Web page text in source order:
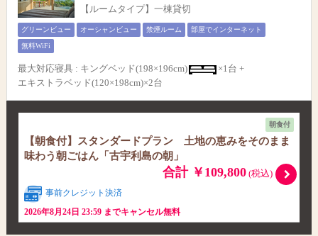
【ルームタイプ】一棟貸切
グリーンビュー オーシャンビュー 禁煙ルーム 部屋でインターネット
無料WiFi
最大対応寝具 : キングベッド(198×196cm)
×1台 +
エキストラベッド(120×198cm)×2台
朝食付
【朝食付】スタンダードプラン 土地の恵みをそのまま
味わう朝ごはん「古宇利島の朝」
合計 ￥109,800(税込)
事前クレジット決済
2026年8月24日 23:59 までキャンセル無料